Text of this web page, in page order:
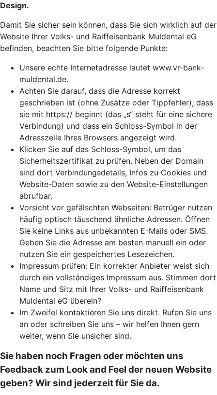
Design.
Damit Sie sicher sein können, dass Sie sich wirklich auf der
Website Ihrer Volks- und Raiffeisenbank Muldental eG
befinden, beachten Sie bitte folgende Punkte:
Unsere echte Internetadresse lautet www.vr-bank-
muldental.de.
Achten Sie darauf, dass die Adresse korrekt
geschrieben ist (ohne Zusätze oder Tippfehler), dass
sie mit https:// beginnt (das „s“ steht für eine sichere
Verbindung) und dass ein Schloss-Symbol in der
Adresszeile Ihres Browsers angezeigt wird.
Klicken Sie auf das Schloss-Symbol, um das
Sicherheitszertifikat zu prüfen. Neben der Domain
sind dort Verbindungsdetails, Infos zu Cookies und
Website-Daten sowie zu den Website-Einstellungen
abrufbar.
Vorsicht vor gefälschten Webseiten: Betrüger nutzen
häufig optisch täuschend ähnliche Adressen. Öffnen
Sie keine Links aus unbekannten E-Mails oder SMS.
Geben Sie die Adresse am besten manuell ein oder
nutzen Sie ein gespeichertes Lesezeichen.
Impressum prüfen: Ein korrekter Anbieter weist sich
durch ein vollständiges Impressum aus. Stimmen dort
Name und Sitz mit Ihrer Volks- und Raiffeisenbank
Muldental eG überein?
Im Zweifel kontaktieren Sie uns direkt. Rufen Sie uns
an oder schreiben Sie uns – wir helfen Ihnen gern
weiter, wenn Sie unsicher sind.
Sie haben noch Fragen oder möchten uns
Feedback zum Look and Feel der neuen Website
geben? Wir sind jederzeit für Sie da.